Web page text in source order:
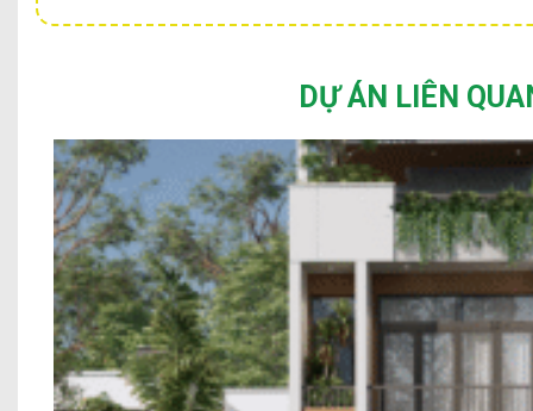
DỰ ÁN LIÊN
Mẫu Nhà Phố 2 Tầng Hiện